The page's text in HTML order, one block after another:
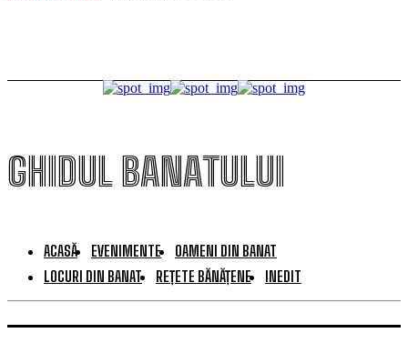
GHIDUL BANATULUI
ACASĂ EVENIMENTE
OAMENI DIN BANAT
LOCURI DIN BANAT
REȚETE BĂNĂȚENE INEDIT